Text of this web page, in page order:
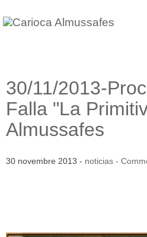
30/11/2013-
Falla "La
Almussafes
30 novembre 2013 - noticias -